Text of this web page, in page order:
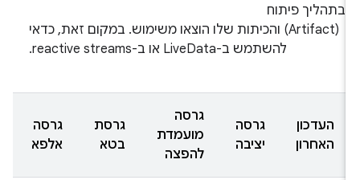
בתהליך פיתוח
(Artifact) והכיתות שלו הוצאו משימוש. במקום זאת, כדאי
להשתמש ב-LiveData או ב-reactive streams.
העדכון
האחרון
גרסה
יציבה
גרסה
מועמדת
להפצה
גרסת
בטא
גרסה
אלפא